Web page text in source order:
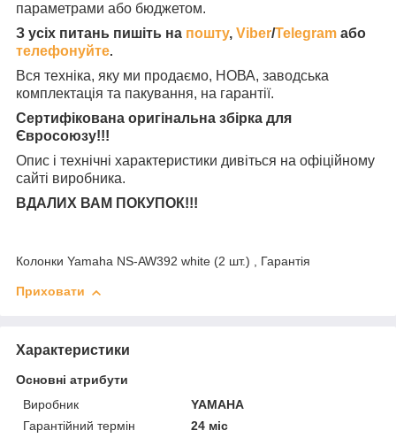
параметрами або бюджетом.
З усіх питань пишіть на пошту, Viber/Telegram або
телефонуйте.
Вся техніка, яку ми продаємо, НОВА, заводська
комплектація та пакування, на гарантії.
Сертифікована оригінальна збірка для
Євросоюзу!!!
Опис і технічні характеристики дивіться на офіційному
сайті виробника.
ВДАЛИХ ВАМ ПОКУПОК!!!
Колонки Yamaha NS-AW392 white (2 шт.) , Гарантія
Приховати
Характеристики
Основні атрибути
Виробник
YAMAHA
Гарантійний термін
24 міс